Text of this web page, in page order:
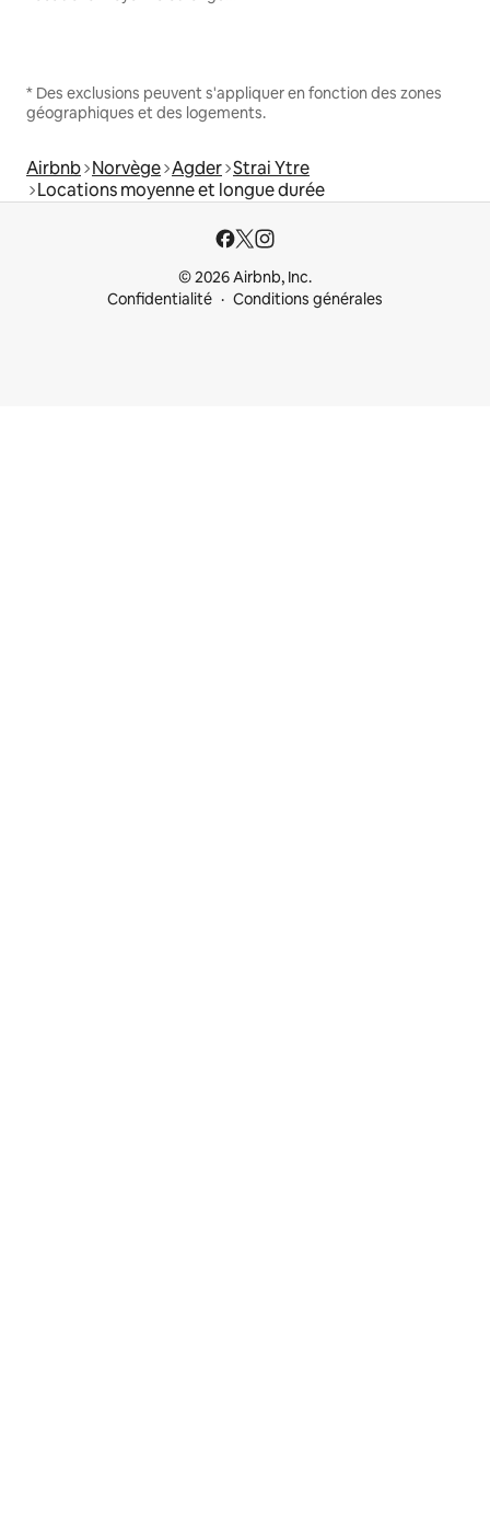
* Des exclusions peuvent s'appliquer en fonction des zones
géographiques et des logements.
Airbnb Norvège Agder Strai Ytre
Locations moyenne et longue durée
© 2026 Airbnb, Inc.
Confidentialité
Conditions générales